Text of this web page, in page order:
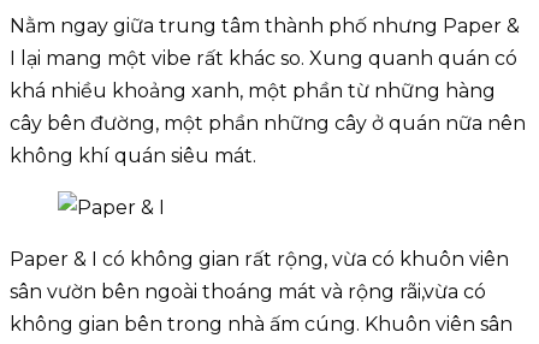
Nằm ngay giữa trung tâm thành phố nhưng Paper &
I lại mang một vibe rất khác so. Xung quanh quán có
khá nhiều khoảng xanh, một phần từ những hàng
cây bên đường, một phần những cây ở quán nữa nên
không khí quán siêu mát.
Paper & I có không gian rất rộng, vừa có khuôn viên
sân vườn bên ngoài thoáng mát và rộng rãi,vừa có
không gian bên trong nhà ấm cúng. Khuôn viên sân